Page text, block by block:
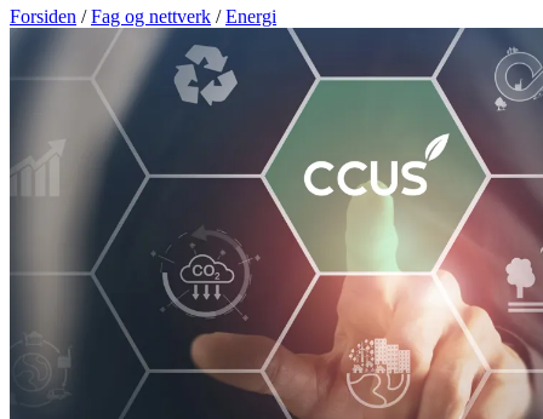
Forsiden / Fag og nettverk / Energi